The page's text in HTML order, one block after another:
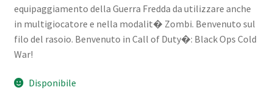
equipaggiamento della Guerra Fredda da utilizzare anche
in multigiocatore e nella modalit� Zombi. Benvenuto sul
filo del rasoio. Benvenuto in Call of Duty�: Black Ops Cold
War!
Disponibile